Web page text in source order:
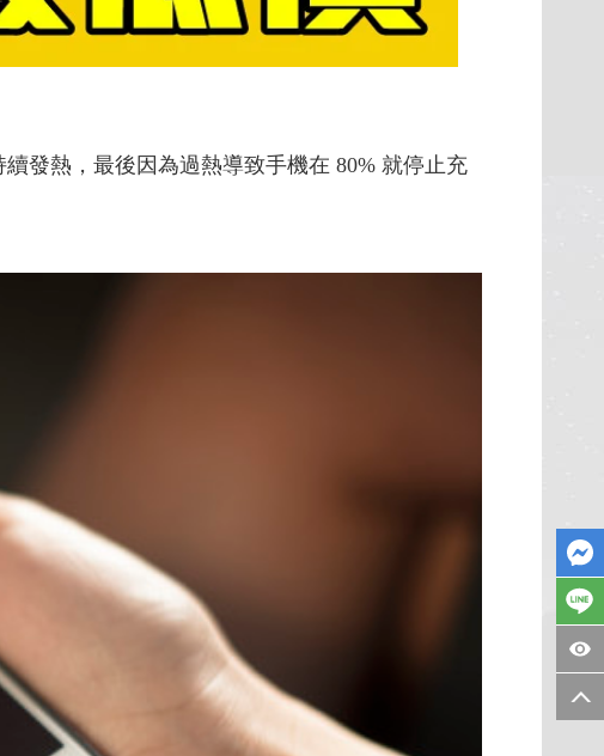
發熱，最後因為過熱導致手機在 80% 就停止充